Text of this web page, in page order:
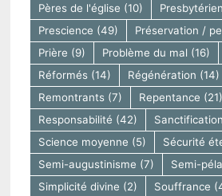
Pères de l'église (10)
Prescience (49) Préservation /
Prière (9) Problème du mal (16)
Réformés(14) Régénération (14)
Remontrants(7) Repentance (21)
Responsabilité (42) Sanctification
Science moyenne (5) Sécurité
Semi-augustinisme (7) Semi-
Simplicité divine (2) Souffrance